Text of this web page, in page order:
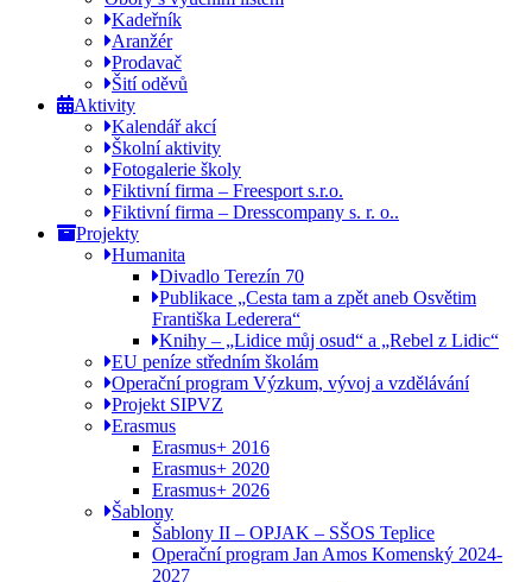
Kadeřník
Aranžér
Prodavač
Šití oděvů
Aktivity
Kalendář akcí
Školní aktivity
Fotogalerie školy
Fiktivní firma – Freesport s.r.o.
Fiktivní firma – Dresscompany s. r. o..
Projekty
Humanita
Divadlo Terezín 70
Publikace „Cesta tam a zpět aneb Osvětim
Františka Lederera“
Knihy – „Lidice můj osud“ a „Rebel z Lidic“
EU peníze středním školám
Operační program Výzkum, vývoj a vzdělávání
Projekt SIPVZ
Erasmus
Erasmus+ 2016
Erasmus+ 2020
Erasmus+ 2026
Šablony
Šablony II – OPJAK – SŠOS Teplice
Operační program Jan Amos Komenský 2024-
2027